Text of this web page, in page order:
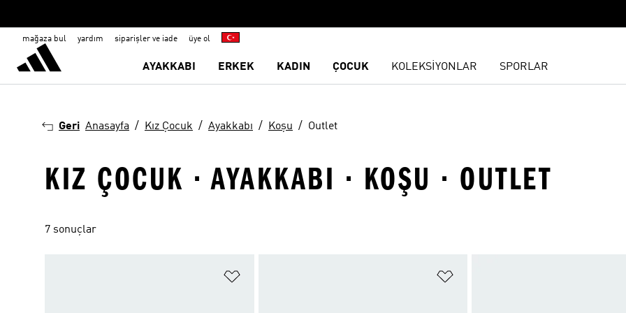
mağaza bul yardım siparişler ve iade üye ol
AYAKKABI ERKEK KADIN ÇOCUK KOLEKSİYONLAR SPORLAR
Geri Anasayfa Kız Çocuk Ayakkabı Koşu Outlet
KIZ ÇOCUK · AYAKKABI · KOŞU · OUTLET
7 sonuçlar